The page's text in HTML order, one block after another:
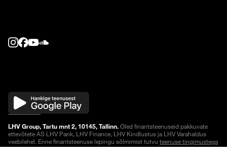
LHV Group, Tartu mnt 2, 10145, Tallinn.Oled finantsteenuseid pakkuvate
ettevõtete AS LHV Pank, LHV Finance, LHV Kindlustus ja LHV Varahaldus
veebilehel. Enne finantsteenuse lepingu sõlmimist tutvu teenuse tingimustega
või küsi lisainfot.Noteeringud on viivitusega.